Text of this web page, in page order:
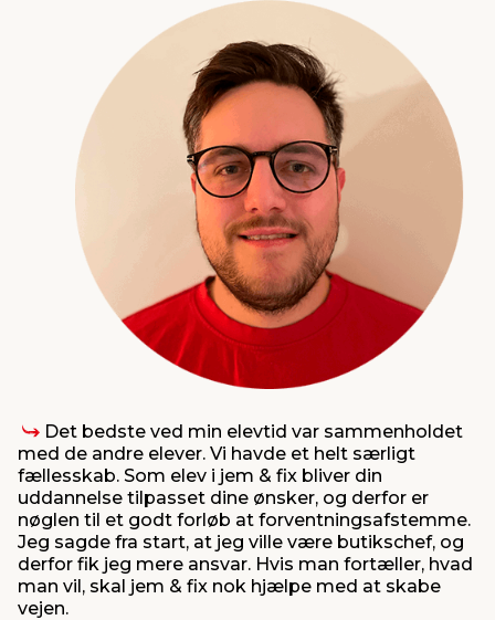
Det bedste ved min elevtid var sammenholdet
med de andre elever. Vi havde et helt særligt
fællesskab. Som elev i jem & fix bliver din
uddannelse tilpasset dine ønsker, og derfor er
nøglen til et godt forløb at forventningsafstemme.
Jeg sagde fra start, at jeg ville være butikschef, og
derfor fik jeg mere ansvar. Hvis man fortæller, hvad
man vil, skal jem & fix nok hjælpe med at skabe
vejen.